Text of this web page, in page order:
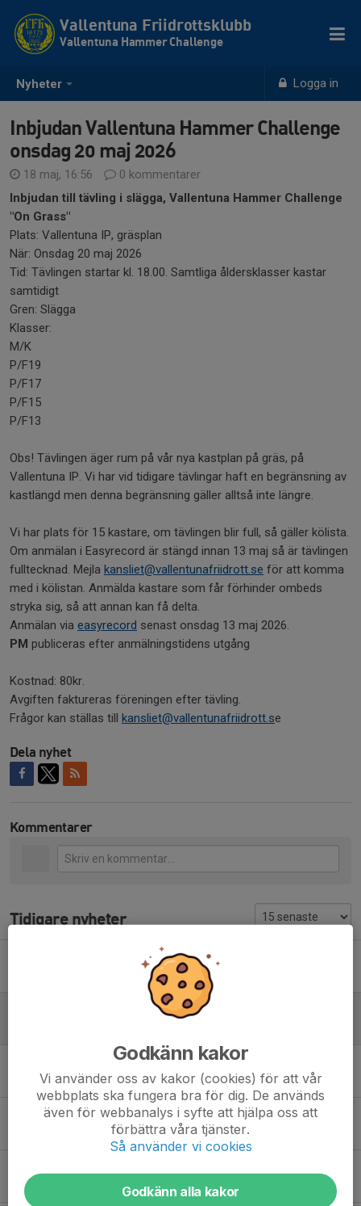
Nyheter Logga in
Vallentuna Friidrottsklubb
Vallentuna Hammer Challenge
Inbjudan Vallentuna Hammer Challenge
onsdag 20 maj 2026
18 maj, 16:56
0 kommentarer
Inbjudan till tävling i slägga, Vallentuna Hammer Challenge
"On Grass"
Plats: Vallentuna IP, gräsplan
När: Onsdag 20 maj 2026
Tid: Tävlingen startar kl. 18.00. Samtliga åldersklasser kastar
samtidigt
Gren: Slägga
Klasser:
M/K
P/F19
P/F17
P/F15
P/F13
Obs! Tävlingen äger rum på vår nya kastplan på gräs, på
Vallentuna IP. Vi har vid tidigare tävlingar haft en begränsning av
kastlängd men denna begränsning gäller alltså inte längre.
Vi har plats för 15 kastare, om tävlingen blir full, så gäller kölista.
Om anmälan i Easyrecord är stängd innan 13 maj så är tävlingen
fulltecknad. Mejla kansliet@vallentunafriidrott.se för att komma
med i kölistan. Anmälda kastare som får förhinder ombeds
stryka sig, så att annan kan få delta.
Anmälan via easyrecord senast onsdag 13 maj 2026.
PM publiceras efter anmälningstidens utgång
Kostnad: 80kr.
Avgiften faktureras föreningen efter tävling.
Frågor kan ställas till kansliet@vallentunafriidrott.se
Dela nyhet
Kommentarer
Tidigare nyheter
PM Vallentuna Hammer Challenge 20 maj 2026
0
Resultat Vallentuna Hammer Challenge
23 maj 2024 1
PM Vallentuna Hammer Challenge 22 maj
15 maj 2024 1
Godkänn kakor
Vi använder oss av kakor (cookies) för att vår
webbplats ska fungera bra för dig. De används
även för webbanalys i syfte att hjälpa oss att
förbättra våra tjänster.
Så använder vi cookies
Godkänn alla kakor